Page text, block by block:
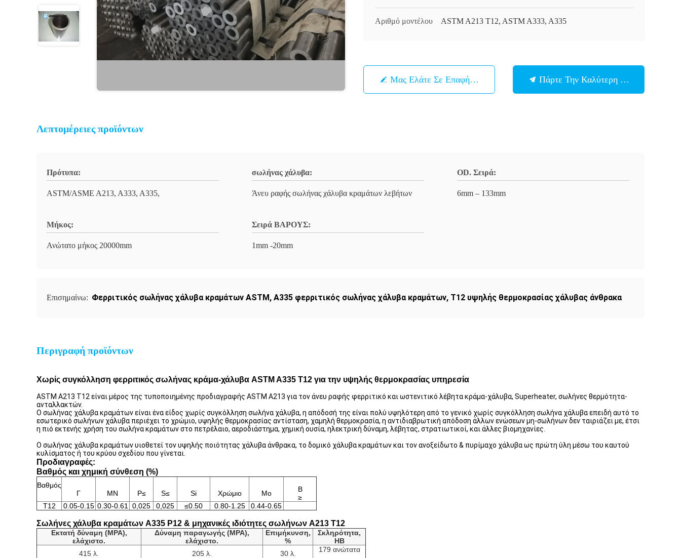
Αριθμό μοντέλου ASTM A213 T12, ASTM A333, A335
Μας Ελάτε Σε Επαφή Με Πάρτε Την Καλύτερη Τιμή
Λεπτομέρειες προϊόντων
Πρότυπα:
ASTM/ASME A213, A333, A335,
σωλήνας χάλυβα:
Άνευ ραφής σωλήνας χάλυβα κραμάτων λεβήτων
OD. Σειρά:
6mm – 133mm
Μήκος:
Ανώτατο μήκος 20000mm
Σειρά ΒΑΡΟΥΣ:
1mm -20mm
Επισημαίνω: Φερριτικός σωλήνας χάλυβα κραμάτων ASTM, A335 φερριτικός σωλήνας χάλυβα κραμάτων, T12 υψηλής θερμοκρασίας χάλυβας άνθρακα
Περιγραφή προϊόντων
Χωρίς συγκόλληση φερριτικός σωλήνας κράμα-χάλυβα ASTM A335 T12 για την υψηλής θερμοκρασίας υπηρεσία
ASTM A213 T12 είναι μέρος της τυποποιημένης προδιαγραφής ASTM A213 για τον άνευ ραφής φερριτικό και ωστενιτικό λέβητα κράμα-χάλυβα, Superheater, σωλήνες θερμότητα-
ανταλλακτών.
Ο σωλήνας χάλυβα κραμάτων είναι ένα είδος χωρίς συγκόλληση σωλήνα χάλυβα, η απόδοσή της είναι πολύ υψηλότερη από το γενικό χωρίς συγκόλληση σωλήνα χάλυβα επειδή αυτό το
εσωτερικό σωλήνων χάλυβα περιέχει το χρώμιο, υψηλής θερμοκρασίας αντίσταση, χαμηλή θερμοκρασία, η αντιδιαβρωτική απόδοση άλλων ενώσεων μη-σωλήνων δεν ταιριάζει με, έτσι
η πιό εκτενής χρήση του σωλήνα κραμάτων στο πετρέλαιο, αεροδιάστημα, χημική ουσία, ηλεκτρική δύναμη, λέβητας, στρατιωτικοί, και άλλες βιομηχανίες.
Ο σωλήνας χάλυβα κραμάτων υιοθετεί τον υψηλής ποιότητας χάλυβα άνθρακα, το δομικό χάλυβα κραμάτων και τον ανοξείδωτο & πυρίμαχο χάλυβα ως πρώτη ύλη μέσω του καυτού
κυλίσματος ή του κρύου σχεδίου που γίνεται.
Προδιαγραφές:
Βαθμός και χημική σύνθεση (%)
Βαθμός
Γ
ΜΝ P≤ S≤ Si Χρώμιο Mo
Β
≥
T12
0.05-0.15 0.30-0.61 0,025 0,025 ≤0.50 0.80-1.25 0.44-0.65
Σωλήνες χάλυβα κραμάτων A335 P12 & μηχανικές ιδιότητες σωλήνων A213 T12
Εκτατή δύναμη (MPA),
ελάχιστο.
Δύναμη παραγωγής (MPA),
ελάχιστο.
Επιμήκυνση,
%
Σκληρότητα,
HB
415 λ.
205 λ. 30 λ. 179 ανώτατα